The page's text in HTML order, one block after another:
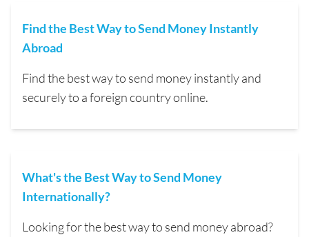
Find the Best Way to Send Money Instantly
Abroad
Find the best way to send money instantly and
securely to a foreign country online.
What's the Best Way to Send Money
Internationally?
Looking for the best way to send money abroad?